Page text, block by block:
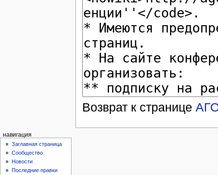
Возврат к странице
навигация
Заглавная страница
Сообщество
Новости
Последние правки